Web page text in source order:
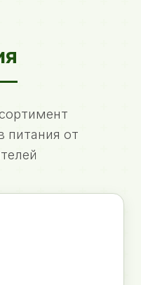
питания от